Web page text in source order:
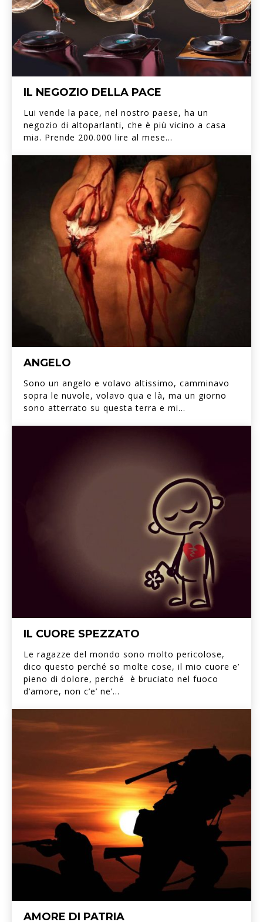
IL NEGOZIO DELLA PACE
Lui vende la pace, nel nostro paese, ha un
negozio di altoparlanti, che è più vicino a casa
mia. Prende 200.000 lire al mese...
ANGELO
Sono un angelo e volavo altissimo, camminavo
sopra le nuvole, volavo qua e là, ma un giorno
sono atterrato su questa terra e mi...
IL CUORE SPEZZATO
Le ragazze del mondo sono molto pericolose,
dico questo perché so molte cose, il mio cuore e’
pieno di dolore, perché è bruciato nel fuoco
d’amore, non c’e’ ne’...
AMORE DI PATRIA